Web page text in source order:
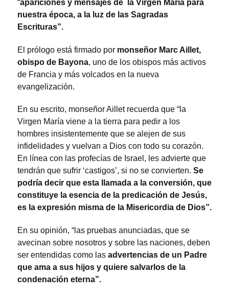
“apariciones y mensajes de la Virgen María para
nuestra época, a la luz de las Sagradas
Escrituras”.
El prólogo está firmado por monseñor Marc Aillet,
obispo de Bayona, uno de los obispos más activos
de Francia y más volcados en la nueva
evangelización.
En su escrito, monseñor Aillet recuerda que “la
Virgen María viene a la tierra para pedir a los
hombres insistentemente que se alejen de sus
infidelidades y vuelvan a Dios con todo su corazón.
En línea con las profecías de Israel, les advierte que
tendrán que sufrir ‘castigos’, si no se convierten. Se
podría decir que esta llamada a la conversión, que
constituye la esencia de la predicación de Jesús,
es la expresión misma de la Misericordia de Dios”.
En su opinión, “las pruebas anunciadas, que se
avecinan sobre nosotros y sobre las naciones, deben
ser entendidas como las advertencias de un Padre
que ama a sus hijos y quiere salvarlos de la
condenación eterna”.